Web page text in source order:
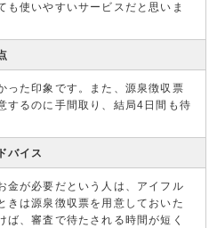
も使いやすいサービスだと思いま
った印象です。また、源泉徴収票
するのに手間取り、結局4日間も待
バイス
金が必要だという人は、アイフル
きは源泉徴収票を用意しておいた
ば、審査で待たされる時間が短く